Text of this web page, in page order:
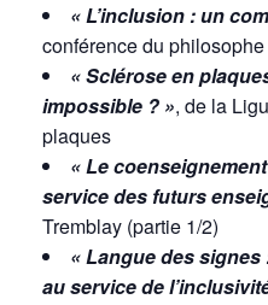
« L’inclusion : un
conférence du
« Sclérose en
impossible ? », de la
plaques
« Le
service des futurs
Tremblay (partie 1/2)
« Langue des
au service de